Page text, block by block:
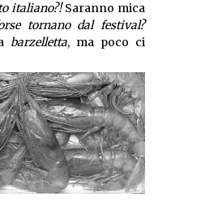
italiano?!Saranno mica
tornano dal festival?
barzelletta, ma poco ci